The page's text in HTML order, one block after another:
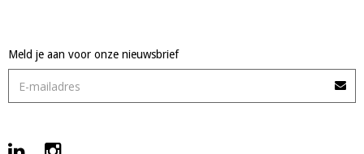
Meld je aan voor onze nieuwsbrief